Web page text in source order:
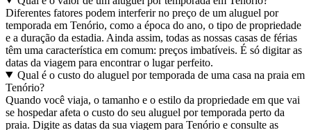
Diferentes fatores podem interferir no preço de um aluguel por
temporada em Tenório, como a época do ano, o tipo de propriedade
e a duração da estadia. Ainda assim, todas as nossas casas de férias
têm uma característica em comum: preços imbatíveis. É só digitar as
datas da viagem para encontrar o lugar perfeito.
Qual é o custo do aluguel por temporada de uma casa na praia em
Tenório?
Quando você viaja, o tamanho e o estilo da propriedade em que vai
se hospedar afeta o custo do seu aluguel por temporada perto da
praia. Digite as datas da sua viagem para Tenório e consulte as